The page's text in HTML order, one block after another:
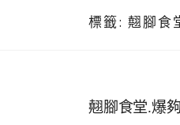
標籤: 翹腳食
翹腳食堂.爆